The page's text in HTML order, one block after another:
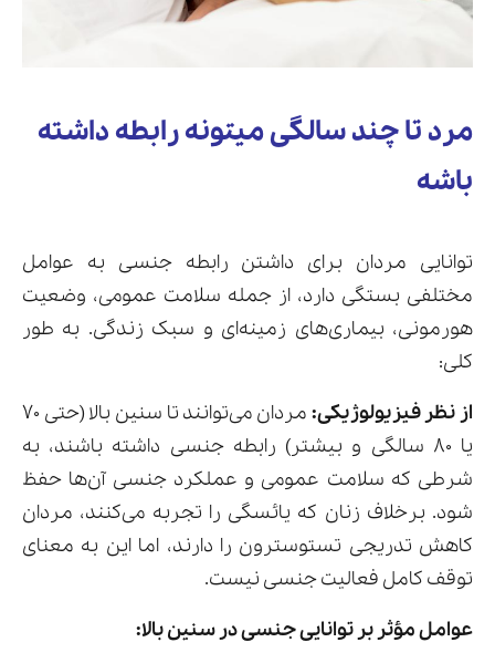
مرد تا چند سالگی میتونه رابطه داشته
باشه
توانایی مردان برای داشتن رابطه جنسی به عوامل
مختلفی بستگی دارد، از جمله سلامت عمومی، وضعیت
هورمونی، بیماری‌های زمینه‌ای و سبک زندگی. به طور
کلی:
از نظر فیزیولوژیکی:
مردان می‌توانند تا سنین بالا (حتی ۷۰
یا ۸۰ سالگی و بیشتر) رابطه جنسی داشته باشند، به
شرطی که سلامت عمومی و عملکرد جنسی آن‌ها حفظ
شود. برخلاف زنان که یائسگی را تجربه می‌کنند، مردان
کاهش تدریجی تستوسترون را دارند، اما این به معنای
توقف کامل فعالیت جنسی نیست.
عوامل مؤثر بر توانایی جنسی در سنین بالا: